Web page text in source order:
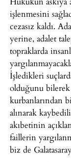
işlenmesini
cezasız kaldı.
yerine, adalet
topraklarda
İşledikleri
olduğunu bilerek
kurbanlarından
alınarak
akıbetinin
faillerin
biz de